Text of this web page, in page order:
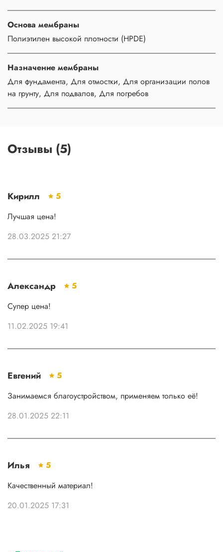
Основа мембраны
Полиэтилен высокой плотности (HPDE)
Назначение мембраны
Для фундамента, Для отмостки, Для организации полов
на грунту, Для подвалов, Для погребов
Отзывы (5)
Кирилл
5
Лучшая цена!
28.03.2025 21:27
Александр
5
Супер цена!
11.02.2025 19:41
Евгений
5
Занимаемся благоустройством, применяем только её!
28.01.2025 22:11
Илья
5
Качественный материал!
20.01.2025 17:31